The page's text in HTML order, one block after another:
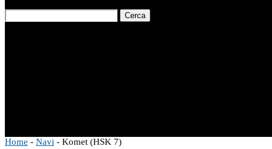
Cerca
Home - Navi - Komet (HSK 7)